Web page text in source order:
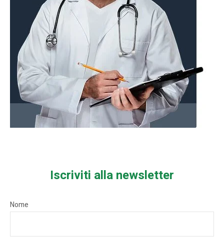
Iscriviti alla newsletter
Nome